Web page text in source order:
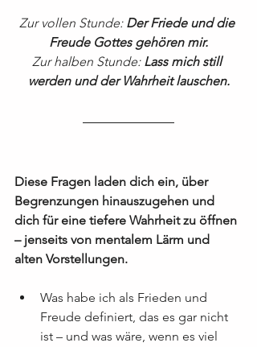
Zur vollen Stunde: Der Friede und die
Freude Gottes gehören mir.
Zur halben Stunde: Lass mich still
werden und der Wahrheit lauschen.
Diese Fragen laden dich ein, über
Begrenzungen hinauszugehen und
dich für eine tiefere Wahrheit zu öffnen
– jenseits von mentalem Lärm und
alten Vorstellungen.
Was habe ich als Frieden und
Freude definiert, das es gar nicht
ist – und was wäre, wenn es viel